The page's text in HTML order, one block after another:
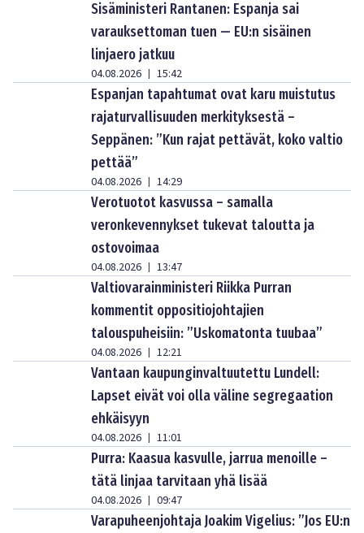
Sisäministeri Rantanen: Espanja sai
varauksettoman tuen — EU:n sisäinen
linjaero jatkuu
04.08.2026 | 15:42
Espanjan tapahtumat ovat karu muistutus
rajaturvallisuuden merkityksestä –
Seppänen: ”Kun rajat pettävät, koko valtio
pettää”
04.08.2026 | 14:29
Verotuotot kasvussa – samalla
veronkevennykset tukevat taloutta ja
ostovoimaa
04.08.2026 | 13:47
Valtiovarainministeri Riikka Purran
kommentit oppositiojohtajien
talouspuheisiin: ”Uskomatonta tuubaa”
04.08.2026 | 12:21
Vantaan kaupunginvaltuutettu Lundell:
Lapset eivät voi olla väline segregaation
ehkäisyyn
04.08.2026 | 11:01
Purra: Kaasua kasvulle, jarrua menoille –
tätä linjaa tarvitaan yhä lisää
04.08.2026 | 09:47
Varapuheenjohtaja Joakim Vigelius: ”Jos EU:n